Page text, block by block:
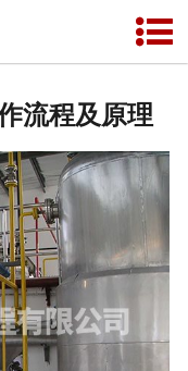
业务及应用
工程业绩
技术资料
新闻中心
流程及原理